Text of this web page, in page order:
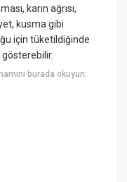
karın ağrısı,
kusma gibi
için tüketildiğinde
burada okuyun: